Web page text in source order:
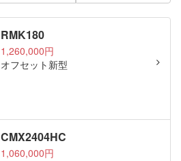
RMK180
1,260,000円
オフセット新型
CMX2404HC
1,060,000円